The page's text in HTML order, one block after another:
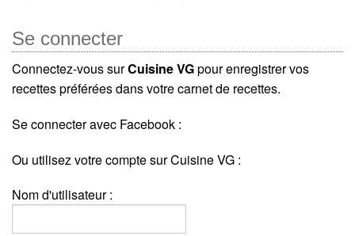
Se connecter
Connectez-vous surCuisine VGpour enregistrer vos
recettes préférées dans votre carnet de recettes.
Se connecter avec Facebook :
Ou utilisez votre compte sur Cuisine VG :
Nom d'utilisateur :